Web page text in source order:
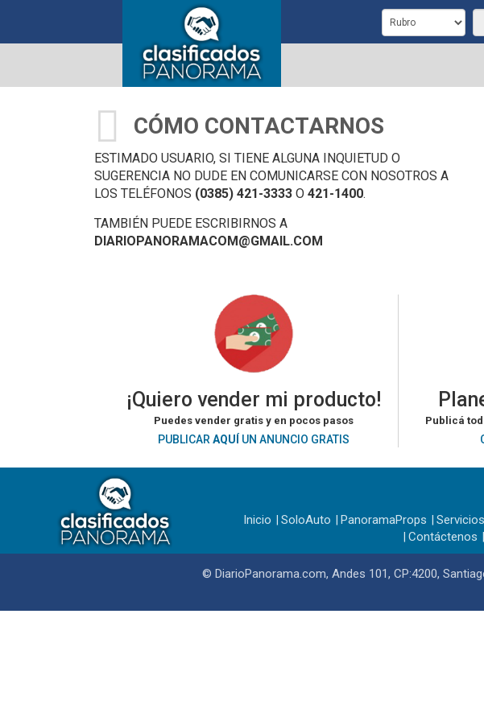
CÓMO CONTACTARNOS
ESTIMADO USUARIO, SI TIENE ALGUNA INQUIETUD O
SUGERENCIA NO DUDE EN COMUNICARSE CON NOSOTROS A
LOS TELÉFONOS (0385) 421-3333 O 421-1400.
TAMBIÉN PUEDE ESCRIBIRNOS A
DIARIOPANORAMACOM@GMAIL.COM
¡Quiero vender mi producto!
Puedes vender gratis y en pocos pasos
PUBLICARAQUÍ UN ANUNCIO GRATIS
Publicá
Inicio SoloAuto PanoramaProps Servicios
Contáctenos
© DiarioPanorama.com, Andes 101, CP:4200,